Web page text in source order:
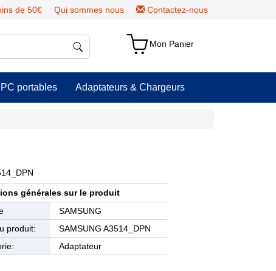
de 50€ Qui sommes nous Contactez-nous
Mon Panier
portables Adaptateurs & Chargeurs
générales sur le produit
SAMSUNG
produit:
SAMSUNG A3514_DPN
Adaptateur